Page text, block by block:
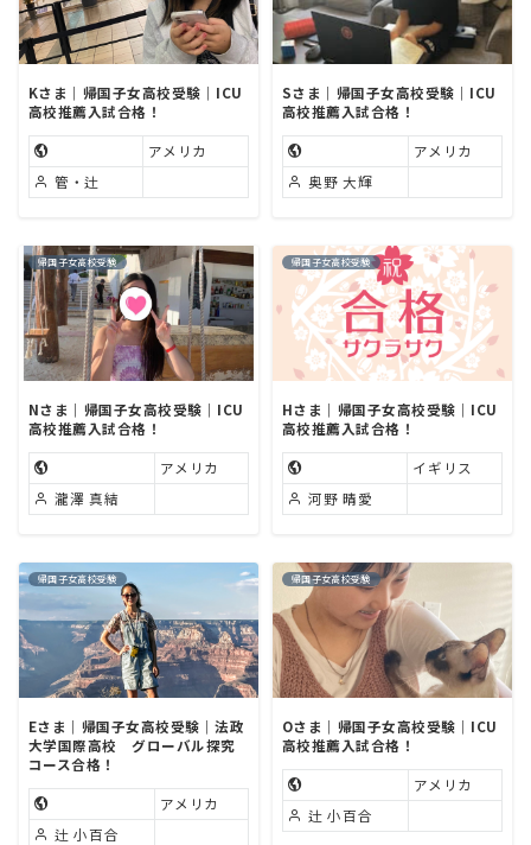
Kさま｜帰国子女高校受験｜ICU
高校推薦入試合格！
アメリカ
管・辻
Sさま｜帰国子女高校受験｜ICU
高校推薦入試合格！
アメリカ
奥野 大輝
帰国子女高校受験
Nさま｜帰国子女高校受験｜ICU
高校推薦入試合格！
アメリカ
瀧澤 真結
帰国子女高校受験
Hさま｜帰国子女高校受験｜ICU
高校推薦入試合格！
イギリス
河野 晴愛
帰国子女高校受験
Eさま｜帰国子女高校受験｜法政
大学国際高校 グローバル探究
コース合格！
アメリカ
辻 小百合
帰国子女高校受験
Oさま｜帰国子女高校受験｜ICU
高校推薦入試合格！
アメリカ
辻 小百合